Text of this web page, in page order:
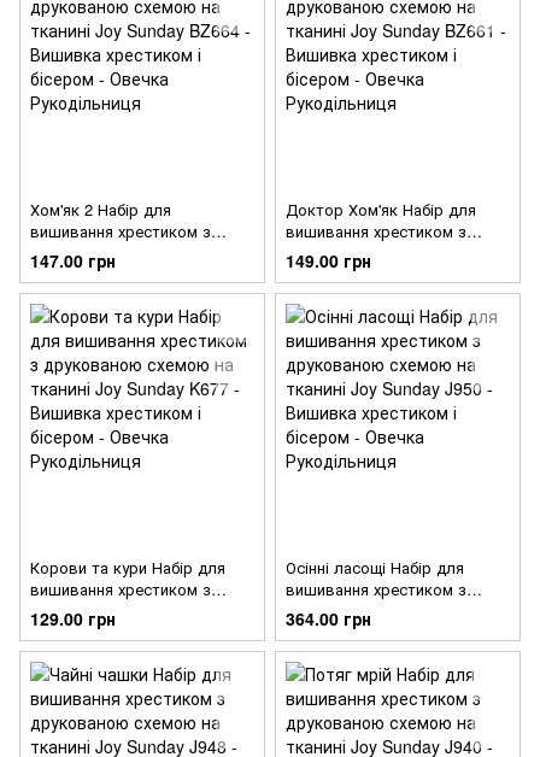
Хом'як 2 Набір для
вишивання хрестиком з
друкованою схемою на
тканині Joy Sunday BZ664
147.00 грн
Доктор Хом'як Набір для
вишивання хрестиком з
друкованою схемою на
тканині Joy Sunday BZ661
149.00 грн
Корови та кури Набір для
вишивання хрестиком з
друкованою схемою на
тканині Joy Sunday K677
129.00 грн
Осінні ласощі Набір для
вишивання хрестиком з
друкованою схемою на
тканині Joy Sunday J950
364.00 грн